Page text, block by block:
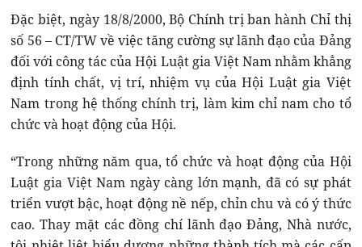
Đặc biệt, ngày 18/8/2000, Bộ Chính trị ban hành Chỉ thị
số 56 – CT/TW về việc tăng cường sự lãnh đạo của Đảng
đối với công tác của Hội Luật gia Việt Nam nhằm khẳng
định tính chất, vị trí, nhiệm vụ của Hội Luật gia Việt
Nam trong hệ thống chính trị, làm kim chỉ nam cho tổ
chức và hoạt động của Hội.
“Trong những năm qua, tổ chức và hoạt động của Hội
Luật gia Việt Nam ngày càng lớn mạnh, đã có sự phát
triển vượt bậc, hoạt động nề nếp, chỉn chu và có ý thức
cao. Thay mặt các đồng chí lãnh đạo Đảng, Nhà nước,